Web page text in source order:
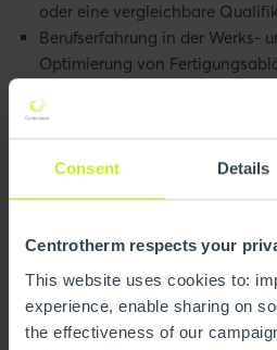
Consent Details
Centrotherm respects your
This website uses cookies to:
experience, enable sharing on
the effectiveness of our
oder eine vergleichbare
Berufserfahrung in der Werks-
Optimierung von
im kunststoff- und/oder
(Auch Young Professionals mit
erhalten eine Chance)
Kenntnisse im Bereich von
Fertigung von geschweißten
Idealerweise Kenntnisse in der
Montagetechnik sowie
Prozessentwicklung
(Prozess-Reifegrade, FMEA,